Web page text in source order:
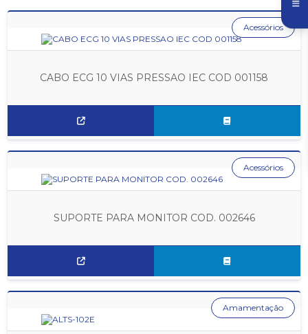
CABO ECG 10 VIAS PRESSAO IEC COD 001158
Acessórios
SUPORTE PARA MONITOR COD. 002646
Acessórios
Amamentação